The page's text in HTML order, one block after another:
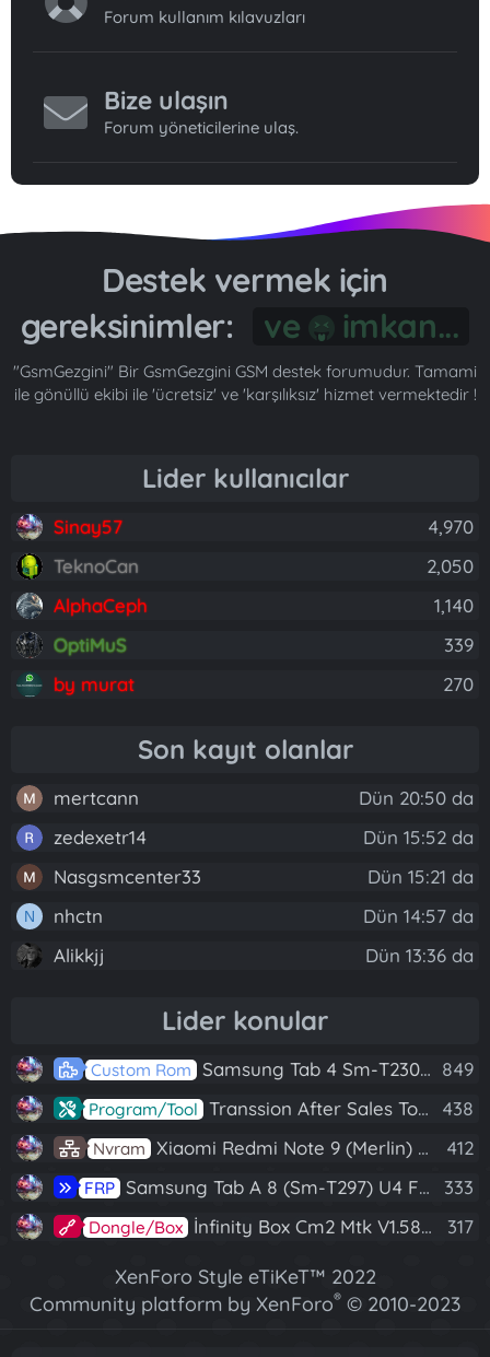
Forum kullanım kılavuzları
Bize ulaşın
Forum yöneticilerine ulaş.
Destek vermek için
gereksinimler:
Gönül...
"GsmGezgini" Bir GsmGezgini GSM destek forumudur. Tamami
ile gönüllü ekibi ile 'ücretsiz' ve 'karşılıksız' hizmet vermektedir !
Lider kullanıcılar
Sinay57
4,970
TeknoCan
2,050
AlphaCeph
1,140
OptiMuS
339
by murat
270
Son kayıt olanlar
mertcann
Dün 20:50 da
zedexetr14
Dün 15:52 da
Nasgsmcenter33
Dün 15:21 da
N nhctn
Dün 14:57 da
Alikkjj
Dün 13:36 da
Lider konular
Custom Rom Samsung Tab 4 Sm-T230 Android 7.1 Stabil Eba Destekli Yazılım 849
Program/Tool Transsion After Sales Tool V1.5.1 Full (Tüm Mtk Işlemcili Cihazları Meta Moda Alma) 438
Nvram Xiaomi Redmi Note 9 (Merlin) Nvram Yedeği Fix Nv By Dft Pro 412
FRP Samsung Tab A 8 (Sm-T297) U4 Frp Reset 333
Dongle/Box İnfinity Box Cm2 Mtk V1.58 Full Kurulum+Crack 317
XenForo Style eTiKeT™ 2022
Community platform by XenForo® © 2010-2023